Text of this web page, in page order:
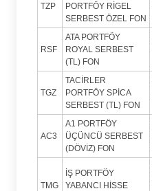
TZP
PORTFÖY RİGEL
SERBEST ÖZEL FON
RSF
ATA PORTFÖY
ROYAL SERBEST
(TL) FON
TGZ
TACİRLER
PORTFÖY SPİCA
SERBEST (TL) FON
AC3
A1 PORTFÖY
ÜÇÜNCÜ SERBEST
(DÖVİZ) FON
TMG
İŞ PORTFÖY
YABANCI HİSSE